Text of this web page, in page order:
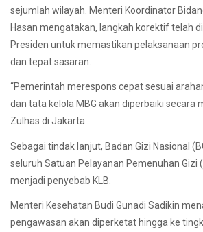
sejumlah wilayah. Menteri Koordinator
Hasan mengatakan, langkah korektif telah
Presiden untuk memastikan pelaksanaan
dan tepat sasaran.
“Pemerintah merespons cepat sesuai
dan tata kelola MBG akan diperbaiki secara
Zulhas di Jakarta.
Sebagai tindak lanjut, Badan Gizi Nasional
seluruh Satuan Pelayanan Pemenuhan Gizi
menjadi penyebab KLB.
Menteri Kesehatan Budi Gunadi Sadikin
pengawasan akan diperketat hingga ke